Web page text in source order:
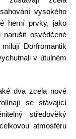
vysokého
herní prvky, jako
narušit osvědčené
Dorfromantik
v útulném
dva zcela nové
se stávající
středověký
atmosféru